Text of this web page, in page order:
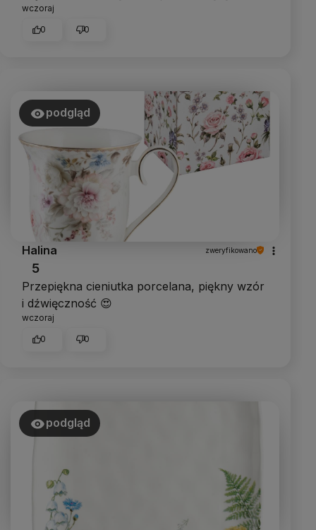
wczoraj
0 0
podgląd
Halina zweryfikowano
5
Przepiękna cieniutka porcelana, piękny wzór
i dźwięczność 😍
wczoraj
0 0
podgląd